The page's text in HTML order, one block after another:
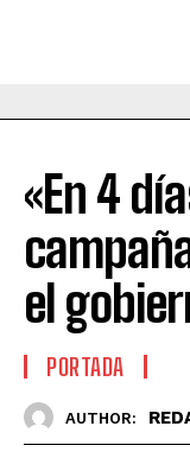
«En 4
el
PORTADA
AUTHOR: